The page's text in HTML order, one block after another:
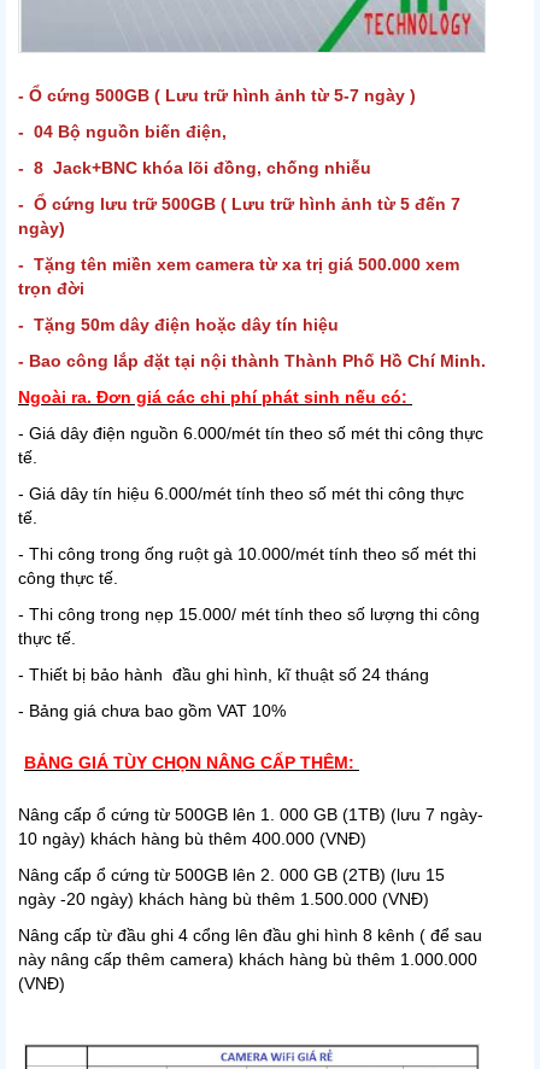
- Ổ cứng 500GB ( Lưu trữ hình ảnh từ 5-7 ngày )
- 04 Bộ nguồn biến điện,
- 8 Jack+BNC khóa lõi đồng, chống nhiễu
- Ổ cứng lưu trữ 500GB ( Lưu trữ hình ảnh từ 5 đến 7
ngày)
- Tặng tên miền xem camera từ xa trị giá 500.000 xem
trọn đời
- Tặng 50m dây điện hoặc dây tín hiệu
- Bao công lắp đặt tại nội thành Thành Phố Hồ Chí Minh.
Ngoài ra. Đơn giá các chi phí phát sinh nếu có:
- Giá dây điện nguồn 6.000/mét tín theo số mét thi công thực
tế.
- Giá dây tín hiệu 6.000/mét tính theo số mét thi công thực
tế.
- Thi công trong ống ruột gà 10.000/mét tính theo số mét thi
công thực tế.
- Thi công trong nẹp 15.000/ mét tính theo số lượng thi công
thực tế.
- Thiết bị bảo hành đầu ghi hình, kĩ thuật số 24 tháng
- Bảng giá chưa bao gồm VAT 10%
BẢNG GIÁ TÙY CHỌN NÂNG CẤP THÊM:
Nâng cấp ổ cứng từ 500GB lên 1. 000 GB (1TB) (lưu 7 ngày-
10 ngày) khách hàng bù thêm 400.000 (VNĐ)
Nâng cấp ổ cứng từ 500GB lên 2. 000 GB (2TB) (lưu 15
ngày -20 ngày) khách hàng bù thêm 1.500.000 (VNĐ)
Nâng cấp từ đầu ghi 4 cổng lên đầu ghi hình 8 kênh ( để sau
này nâng cấp thêm camera) khách hàng bù thêm 1.000.000
(VNĐ)